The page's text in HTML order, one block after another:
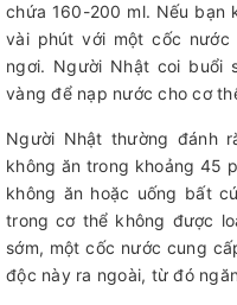
chứa 160-200 ml. Nếu bạn
vài phút với một cốc
ngơi. Người Nhật coi
vàng để nạp nước cho cơ
Người Nhật thường đánh
không ăn trong khoảng 45
không ăn hoặc uống bất
trong cơ thể không được
sớm, một cốc nước cung
độc này ra ngoài, từ đó